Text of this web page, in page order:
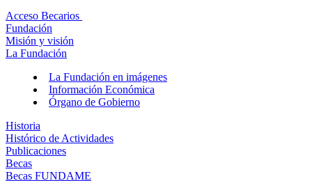
Acceso Becarios
Fundación
Misión y visión
La Fundación
La Fundación en imágenes
Información Económica
Órgano de Gobierno
Historia
Histórico de Actividades
Publicaciones
Becas
Becas FUNDAME